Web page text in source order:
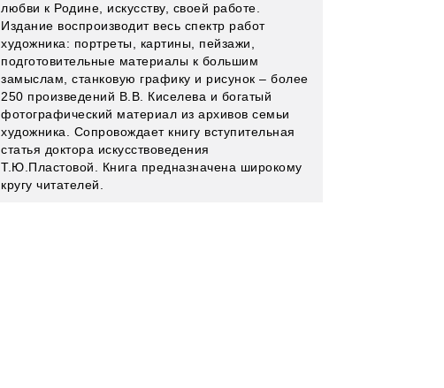
любви к Родине, искусству, своей работе.
Издание воспроизводит весь спектр работ
художника: портреты, картины, пейзажи,
подготовительные материалы к большим
замыслам, станковую графику и рисунок – более
250 произведений В.В. Киселева и богатый
фотографический материал из архивов семьи
художника. Сопровождает книгу вступительная
статья доктора искусствоведения
Т.Ю.Пластовой. Книга предназначена широкому
кругу читателей.